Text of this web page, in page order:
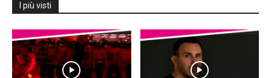
I più visti